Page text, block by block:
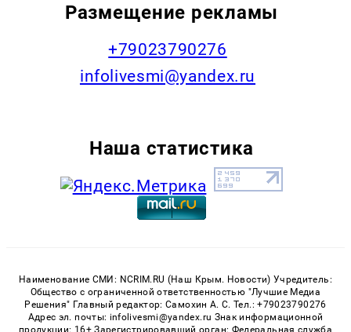
Размещение рекламы
+79023790276
infolivesmi@yandex.ru
Наша статистика
Наименование СМИ: NCRIM.RU (Наш Крым. Новости) Учредитель:
Общество с ограниченной ответственностью "Лучшие Медиа
Решения" Главный редактор: Самохин А. С. Тел.: +79023790276
Адрес эл. почты: infolivesmi@yandex.ru Знак информационной
продукции: 16+ Зарегистрировавший орган: Федеральная служба